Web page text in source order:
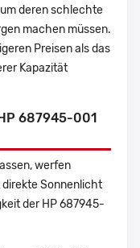
deren schlechte
machen müssen.
Preisen als das
Kapazität
687945-001
werfen
Sonnenlicht
der HP 687945-